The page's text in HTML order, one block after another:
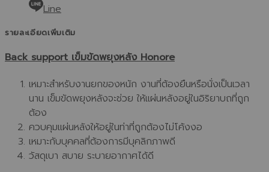
Line
รายละเอียดเพิ่มเติม
Back support เข็มขัดพยุงหลัง Honore
เหมาะสำหรับงานยกของหนัก งานที่ต้องยืนหรือนั่งเป็นเวลา
นาน เข็มขัดพยุงหลังจะช่วย ให้แผ่นหลังอยู่ในอิริยาบถที่ถูก
ต้อง
ควบคุมแผ่นหลังให้อยู่ในท่าที่ถูกต้องไม่โค้งงอ
เหมาะกับบุคคลที่ต้องการมีบุคลิกภาพดี
วัสดุเบา สบาย ระบายอากาศได้ดี